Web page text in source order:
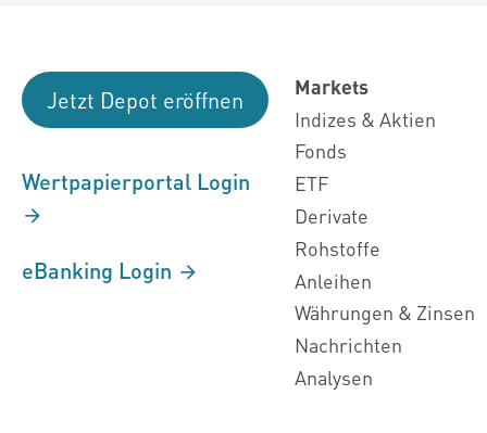
Jetzt Depot eröffnen
Wertpapierportal Login
eBanking Login
Markets
Indizes & Aktien
Fonds
ETF
Derivate
Rohstoffe
Anleihen
Währungen & Zinsen
Nachrichten
Analysen